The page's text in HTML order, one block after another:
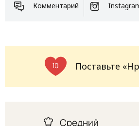
Комментарий
10 Поставьте
Средний